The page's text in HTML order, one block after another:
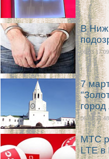
В
06.03 17:09
7
город
06.03 14:48
МТС
LTE в